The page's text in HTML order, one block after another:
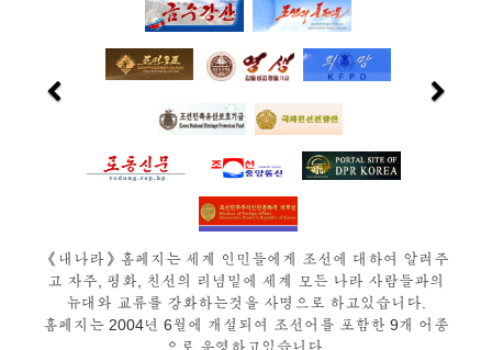
《내나라》홈페지는 세계 인민들에게 조선에 대하여 알려주
고 자주, 평화, 친선의 리념밑에 세계 모든 나라 사람들과의
뉴대와 교류를 강화하는것을 사명으로 하고있습니다.
홈페지는 2004년 6월에 개설되여 조선어를 포함한 9개 어종